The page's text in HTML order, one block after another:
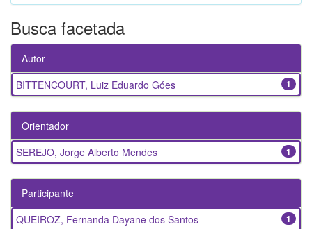
Busca facetada
Autor
1
BITTENCOURT, Luiz Eduardo Góes
Orientador
1
SEREJO, Jorge Alberto Mendes
Participante
1
QUEIROZ, Fernanda Dayane dos Santos